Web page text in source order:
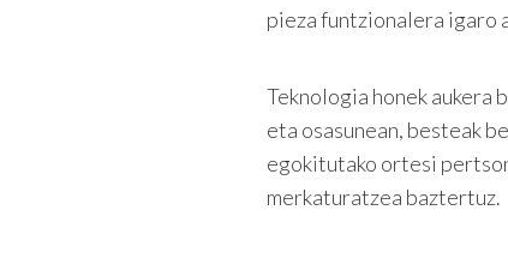
pieza funtzionalera igaro
Teknologia honek
eta osasunean, besteak
egokitutako ortesi
merkaturatzea baztertuz.